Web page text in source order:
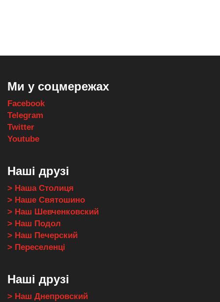
Ми у соцмережах
Facebook
Telegram
Twitter
Youtube
Наші друзі
> Наша Столиця
> Наше Святошино
> Наш Шевченковский
> Наш Подол
> Наш Печерский
> Переселенці
Наші друзі
> Наш Днепровский